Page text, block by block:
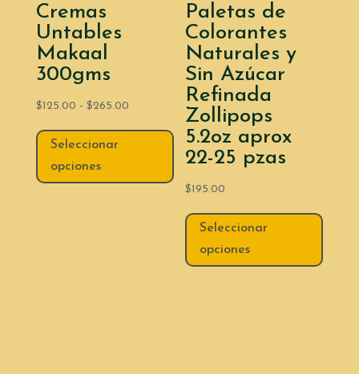
Cremas
Untables
Makaal
300gms
$125.00 - $265.00Rango
Seleccionar
opciones
Este
producto
tiene
múltiples
opciones
Paletas de
Colorantes
Naturales y
Sin Azúcar
Refinada
Zollipops
5.2oz aprox
22-25 pzas
$195.00
Seleccionar
opciones